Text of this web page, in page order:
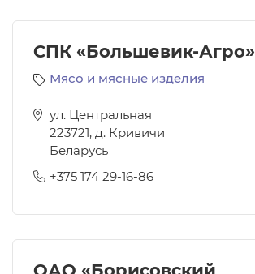
СПК «Большевик-Агро»
Мясо и мясные изделия
ул. Центральная
223721, д. Кривичи
Беларусь
+375 174 29-16-86